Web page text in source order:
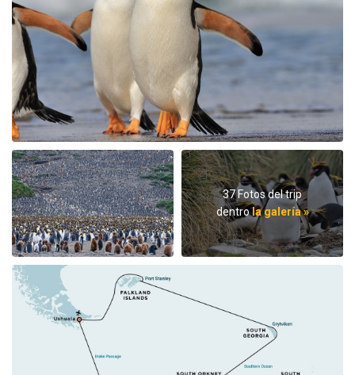
37 Fotos del trip
dentrola galería »